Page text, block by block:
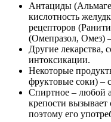
Антациды
кислотность
рецепторов
(Омепразол, Омез)
Другие лекарства,
интоксикации.
Некоторые
фруктовые соки) –
Спиртное – любой
крепости
поэтому его